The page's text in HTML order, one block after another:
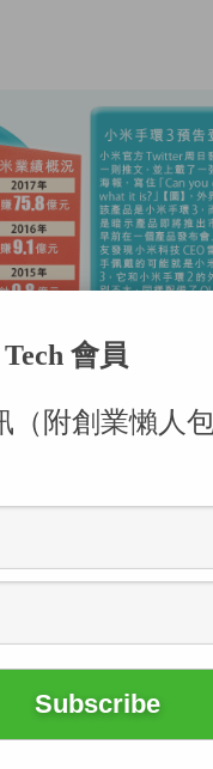
創辦人黃江吉（右四
港生效，並即時接受上
近日進一步理順管治班
）周受資。消息指出，
會員
（附創業懶人